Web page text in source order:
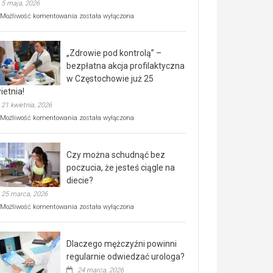
5 maja, 2026
Możliwość komentowania Rusza
rehabilitacji
dla
seniorów!
została wyłączona
„Zdrowie pod kontrolą” –
bezpłatna akcja profilaktyczna
w Częstochowie już 25
21 kwietnia, 2026
Możliwość komentowania „Zdrowie
bezpłatna
akcja
profilaktyczna
w
już
kwietnia!
została wyłączona
Czy można schudnąć bez
poczucia, że jesteś ciągle na
diecie?
25 marca, 2026
Możliwość komentowania Czy
poczucia,
że
została wyłączona
Dlaczego mężczyźni powinni
regularnie odwiedzać urologa?
24 marca, 2026